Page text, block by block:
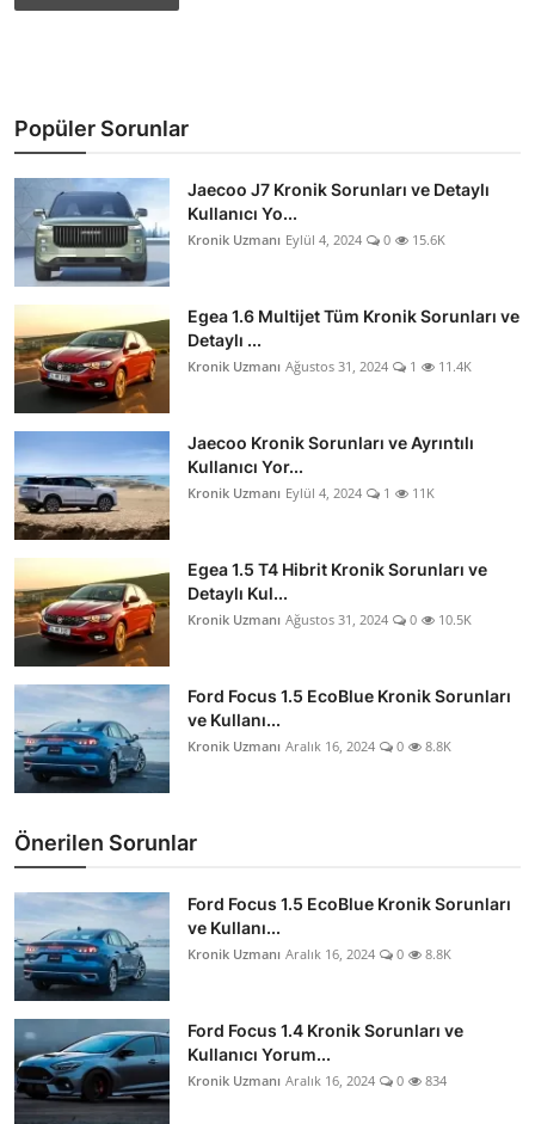
Popüler Sorunlar
Jaecoo J7 Kronik Sorunları ve Detaylı
Kullanıcı Yo...
Kronik Uzmanı Eylül 4, 2024 0 15.6K
Egea 1.6 Multijet Tüm Kronik Sorunları ve
Detaylı ...
Kronik Uzmanı Ağustos 31, 2024 1 11.4K
Jaecoo Kronik Sorunları ve Ayrıntılı
Kullanıcı Yor...
Kronik Uzmanı Eylül 4, 2024 1 11K
Egea 1.5 T4 Hibrit Kronik Sorunları ve
Detaylı Kul...
Kronik Uzmanı Ağustos 31, 2024 0 10.5K
Ford Focus 1.5 EcoBlue Kronik Sorunları
ve Kullanı...
Kronik Uzmanı Aralık 16, 2024 0 8.8K
Önerilen Sorunlar
Ford Focus 1.5 EcoBlue Kronik Sorunları
ve Kullanı...
Kronik Uzmanı Aralık 16, 2024 0 8.8K
Ford Focus 1.4 Kronik Sorunları ve
Kullanıcı Yorum...
Kronik Uzmanı Aralık 16, 2024 0 834